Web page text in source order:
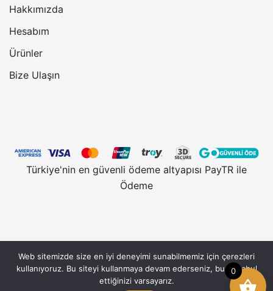
Hakkımızda
Hesabım
Ürünler
Bize Ulaşın
Türkiye'nin en güvenli ödeme altyapısı PayTR ile
Ödeme
Vantobe.com, güvenli alışveriş için 128 Bit SSL
Sertifikası kullanmaktadır. © 2026 Vantobe.com,
0
Web sitemizde size en iyi deneyimi sunabilmemiz için çerezleri
kullanıyoruz. Bu siteyi kullanmaya devam ederseniz, bunu kabul
ettiğinizi varsayarız.